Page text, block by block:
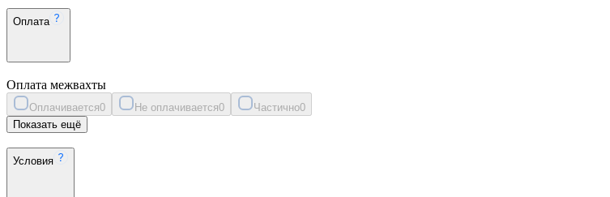
Оплата
Оплата межвахты
Оплачивается0 Не оплачивается0 Частично0
Показать ещё
Условия